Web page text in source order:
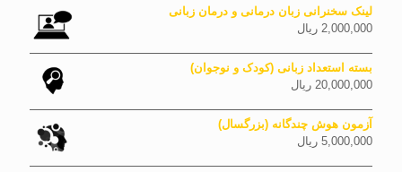
لینک سخنرانی زبان درمانی و درمان زبانی
2,000,000 ریال
بسته استعداد زبانی (کودک و نوجوان)
20,000,000 ریال
آزمون هوش چندگانه (بزرگسال)
5,000,000 ریال